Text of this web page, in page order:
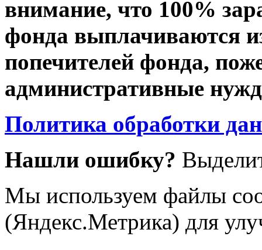
внимание, что 100%
фонда выплачиваются
попечителей фонда,
административные
Политика обработки
Нашли ошибку?
Мы используем файлы
(Яндекс.Метрика) для